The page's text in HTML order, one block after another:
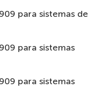
para sistemas de
para sistemas
para sistemas